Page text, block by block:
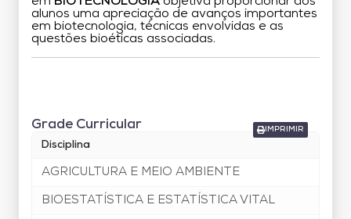
alunos uma apreciação de avanços importantes
em biotecnologia, técnicas envolvidas e as
questões bioéticas associadas.
IMPRIMIR
Grade Curricular
Disciplina
AGRICULTURA E MEIO AMBIENTE
BIOESTATÍSTICA E ESTATÍSTICA VITAL